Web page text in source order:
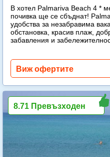
В хотел Palmariva Beach 4 *
почивка ще се сбъднат!
удобства за незабравима
обстановка, красив плаж,
забавления и
Виж офертите
8.71 Превъзходен